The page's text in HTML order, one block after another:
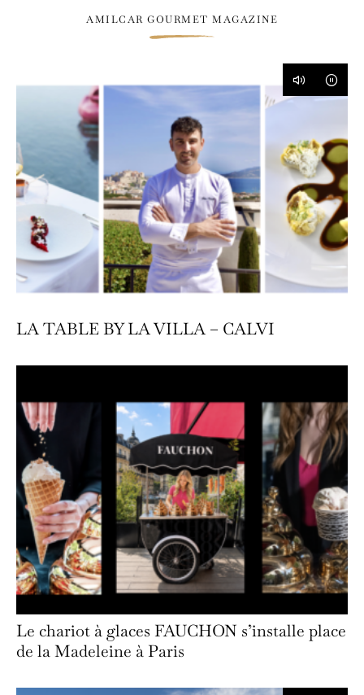
AMILCAR GOURMET MAGAZINE
LA TABLE BY LA VILLA – CALVI
Le chariot à glaces FAUCHON s’installe place
de la Madeleine à Paris